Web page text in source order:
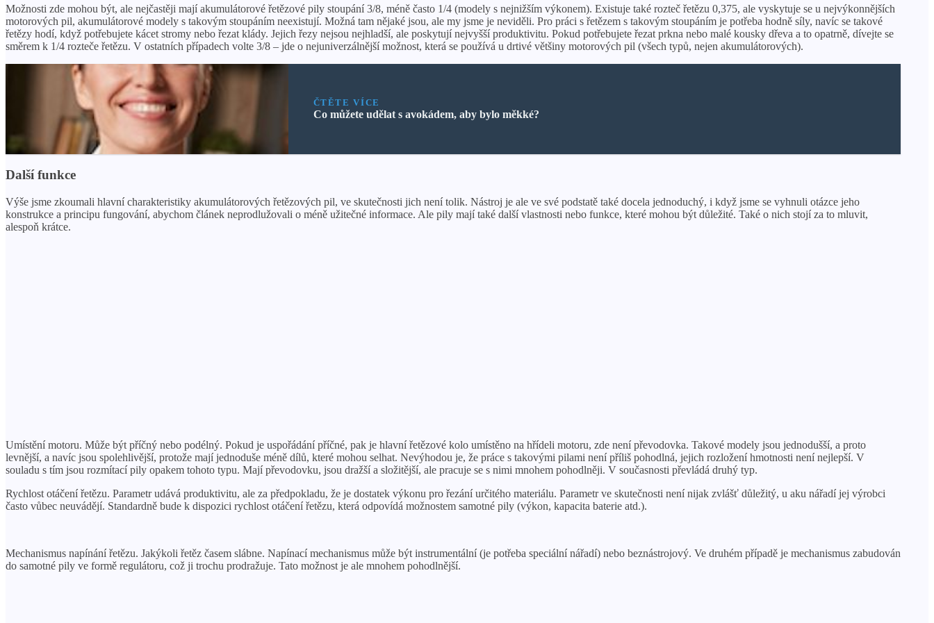
Možnosti zde mohou být, ale nejčastěji mají akumulátorové řetězové pily stoupání 3/8, méně často 1/4 (modely s nejnižším výkonem). Existuje také rozteč řetězu 0,375, ale vyskytuje se u nejvýkonnějších
motorových pil, akumulátorové modely s takovým stoupáním neexistují. Možná tam nějaké jsou, ale my jsme je neviděli. Pro práci s řetězem s takovým stoupáním je potřeba hodně síly, navíc se takové
řetězy hodí, když potřebujete kácet stromy nebo řezat klády. Jejich řezy nejsou nejhladší, ale poskytují nejvyšší produktivitu. Pokud potřebujete řezat prkna nebo malé kousky dřeva a to opatrně, dívejte se
směrem k 1/4 rozteče řetězu. V ostatních případech volte 3/8 – jde o nejuniverzálnější možnost, která se používá u drtivé většiny motorových pil (všech typů, nejen akumulátorových).
ČTĚTE VÍCE
Co můžete udělat s avokádem, aby bylo měkké?
Další funkce
Výše jsme zkoumali hlavní charakteristiky akumulátorových řetězových pil, ve skutečnosti jich není tolik. Nástroj je ale ve své podstatě také docela jednoduchý, i když jsme se vyhnuli otázce jeho
konstrukce a principu fungování, abychom článek neprodlužovali o méně užitečné informace. Ale pily mají také další vlastnosti nebo funkce, které mohou být důležité. Také o nich stojí za to mluvit,
alespoň krátce.
Umístění motoru. Může být příčný nebo podélný. Pokud je uspořádání příčné, pak je hlavní řetězové kolo umístěno na hřídeli motoru, zde není převodovka. Takové modely jsou jednodušší, a proto
levnější, a navíc jsou spolehlivější, protože mají jednoduše méně dílů, které mohou selhat. Nevýhodou je, že práce s takovými pilami není příliš pohodlná, jejich rozložení hmotnosti není nejlepší. V
souladu s tím jsou rozmítací pily opakem tohoto typu. Mají převodovku, jsou dražší a složitější, ale pracuje se s nimi mnohem pohodlněji. V současnosti převládá druhý typ.
Rychlost otáčení řetězu. Parametr udává produktivitu, ale za předpokladu, že je dostatek výkonu pro řezání určitého materiálu. Parametr ve skutečnosti není nijak zvlášť důležitý, u aku nářadí jej výrobci
často vůbec neuvádějí. Standardně bude k dispozici rychlost otáčení řetězu, která odpovídá možnostem samotné pily (výkon, kapacita baterie atd.).
Mechanismus napínání řetězu. Jakýkoli řetěz časem slábne. Napínací mechanismus může být instrumentální (je potřeba speciální nářadí) nebo beznástrojový. Ve druhém případě je mechanismus zabudován
do samotné pily ve formě regulátoru, což ji trochu prodražuje. Tato možnost je ale mnohem pohodlnější.